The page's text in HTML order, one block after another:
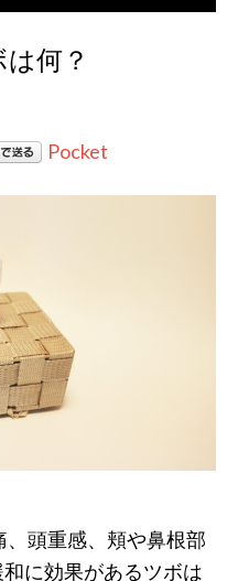
何？
Pocket
頭重感、頬や鼻根部
に効果があるツボは